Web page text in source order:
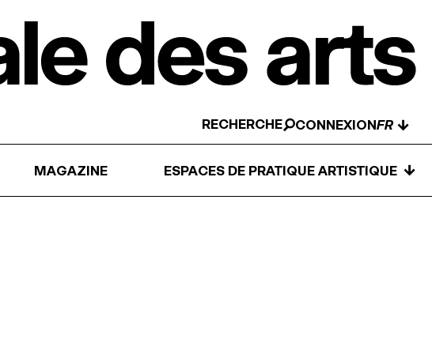
RECHERCHE CONNEXION ↓
MAGAZINE ESPACES DE PRATIQUE ARTISTIQUE ↓